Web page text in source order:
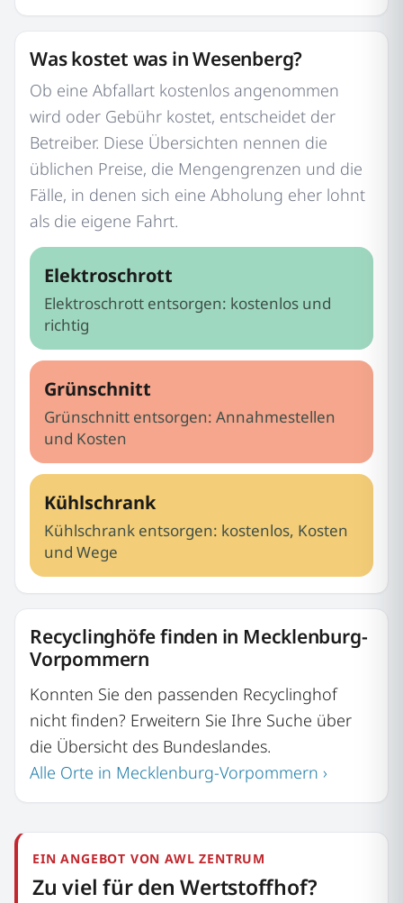
Was kostet was in Wesenberg?
Ob eine Abfallart kostenlos angenommen
wird oder Gebühr kostet, entscheidet der
Betreiber. Diese Übersichten nennen die
üblichen Preise, die Mengengrenzen und die
Fälle, in denen sich eine Abholung eher lohnt
als die eigene Fahrt.
Elektroschrott
Elektroschrott entsorgen: kostenlos und
richtig
Grünschnitt
Grünschnitt entsorgen: Annahmestellen
und Kosten
Kühlschrank
Kühlschrank entsorgen: kostenlos, Kosten
und Wege
Recyclinghöfe finden in Mecklenburg-
Vorpommern
Konnten Sie den passenden Recyclinghof
nicht finden? Erweitern Sie Ihre Suche über
die Übersicht des Bundeslandes.
Alle Orte in Mecklenburg-Vorpommern ›
EIN ANGEBOT VON AWL ZENTRUM
Zu viel für den Wertstoffhof?